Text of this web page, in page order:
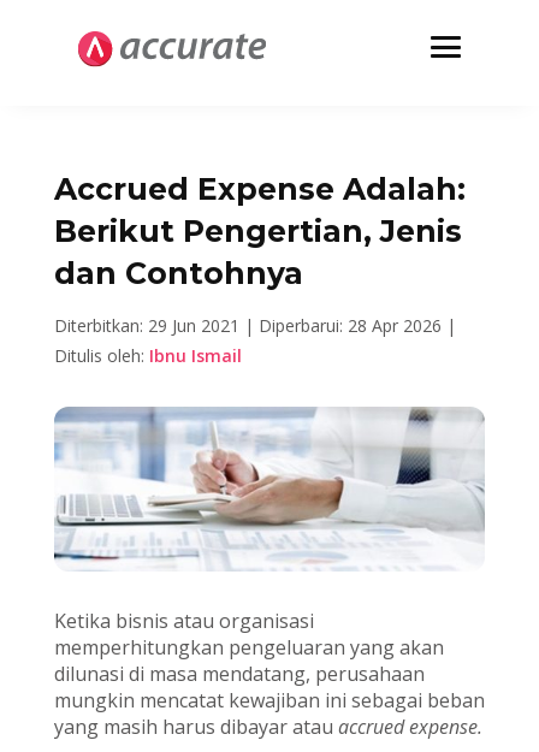
Accrued Expense Adalah:
Berikut Pengertian, Jenis
dan Contohnya
Diterbitkan: 29 Jun 2021 | Diperbarui: 28 Apr 2026 |
Ditulis oleh: Ibnu Ismail
Ketika bisnis atau organisasi
memperhitungkan pengeluaran yang akan
dilunasi di masa mendatang, perusahaan
mungkin mencatat kewajiban ini sebagai beban
yang masih harus dibayar atau accrued expense.